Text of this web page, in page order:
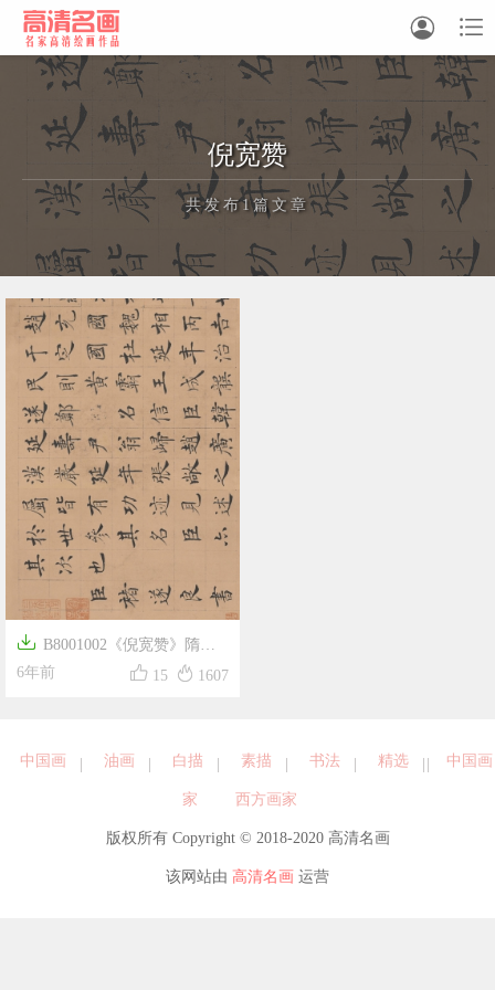


中国画
油画
书法
精选
中国画家
西方画家
倪宽赞
共发布1篇文章
正在为您加载新内容
 B8001002《倪宽赞》隋唐
画家褚遂良高清作品
6年前  15  1607
中国画 油画 白描 素描 书法 精选 中国画
家 西方画家
版权所有 Copyright © 2018-2020 高清名画
该网站由 高清名画 运营